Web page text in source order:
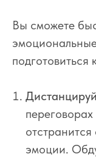
Вы сможете
подготовиться
эмоции.